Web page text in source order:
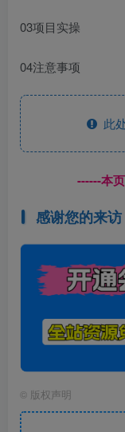
03项目实操
04注意事项
此处
------本
感谢您的来访
© 版权声明